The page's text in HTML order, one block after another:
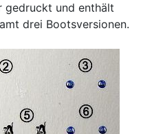
gedruckt und enthält
drei Bootsversionen.